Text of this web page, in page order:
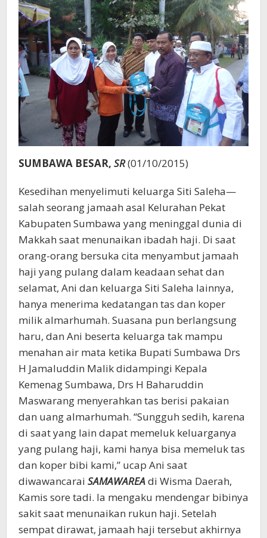
SUMBAWA BESAR, SR(01/10/2015)
Kesedihan menyelimuti keluarga Siti Saleha—
salah seorang jamaah asal Kelurahan Pekat
Kabupaten Sumbawa yang meninggal dunia di
Makkah saat menunaikan ibadah haji. Di saat
orang-orang bersuka cita menyambut jamaah
haji yang pulang dalam keadaan sehat dan
selamat, Ani dan keluarga Siti Saleha lainnya,
hanya menerima kedatangan tas dan koper
milik almarhumah. Suasana pun berlangsung
haru, dan Ani beserta keluarga tak mampu
menahan air mata ketika Bupati Sumbawa Drs
H Jamaluddin Malik didampingi Kepala
Kemenag Sumbawa, Drs H Baharuddin
Maswarang menyerahkan tas berisi pakaian
dan uang almarhumah. “Sungguh sedih, karena
di saat yang lain dapat memeluk keluarganya
yang pulang haji, kami hanya bisa memeluk tas
dan koper bibi kami,” ucap Ani saat
diwawancarai SAMAWAREAdi Wisma Daerah,
Kamis sore tadi. Ia mengaku mendengar bibinya
sakit saat menunaikan rukun haji. Setelah
sempat dirawat, jamaah haji tersebut akhirnya